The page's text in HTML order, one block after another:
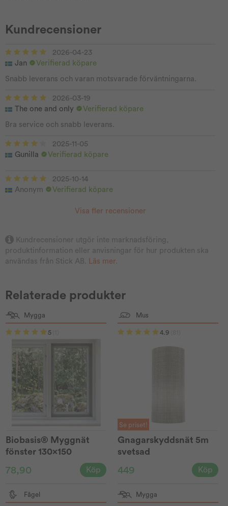
Kundrecensioner
2026-04-23
Jan
Verifierad köpare
Snabb leverans och varan motsvarade förväntningarna.
2026-03-19
The one and only
Verifierad köpare
Bra service och snabb leverans.
2025-11-05
Gunilla
Verifierad köpare
2025-10-14
Anonym
Verifierad köpare
Visa fler recensioner
Kundrecensioner utgör inte marknadsföring,
produktinformation eller anvisningar för hur produkten ska
användas från Stick AB.
Läs mer
Relaterade produkter
Mygga
5
Biobasis® Myggnät
fönster 130x150
78,90 Köp
Mus
4.9
Se priset!
Gnagarskyddsnät 5m
svetsad
449 Köp
Fågel Mygga